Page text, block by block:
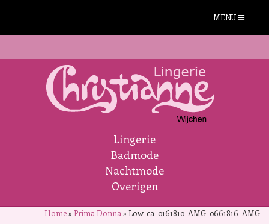
MENU
Lingerie
Badmode
Nachtmode
Overigen
Home»Prima Donna »Low-ca_0161810_AMG_0661816_AMG